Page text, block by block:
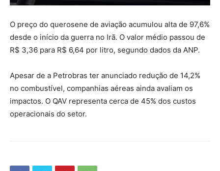
O preço do querosene de aviação acumulou alta de 97,6%
desde o início da guerra no Irã. O valor médio passou de
R$ 3,36 para R$ 6,64 por litro, segundo dados da ANP.
Apesar de a Petrobras ter anunciado redução de 14,2%
no combustível, companhias aéreas ainda avaliam os
impactos. O QAV representa cerca de 45% dos custos
operacionais do setor.